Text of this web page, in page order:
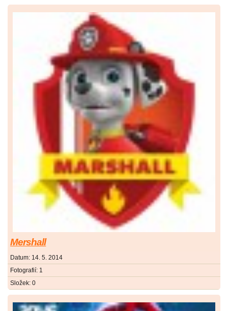
Mershall
Datum: 14. 5. 2014
Fotografií: 1
Složek: 0